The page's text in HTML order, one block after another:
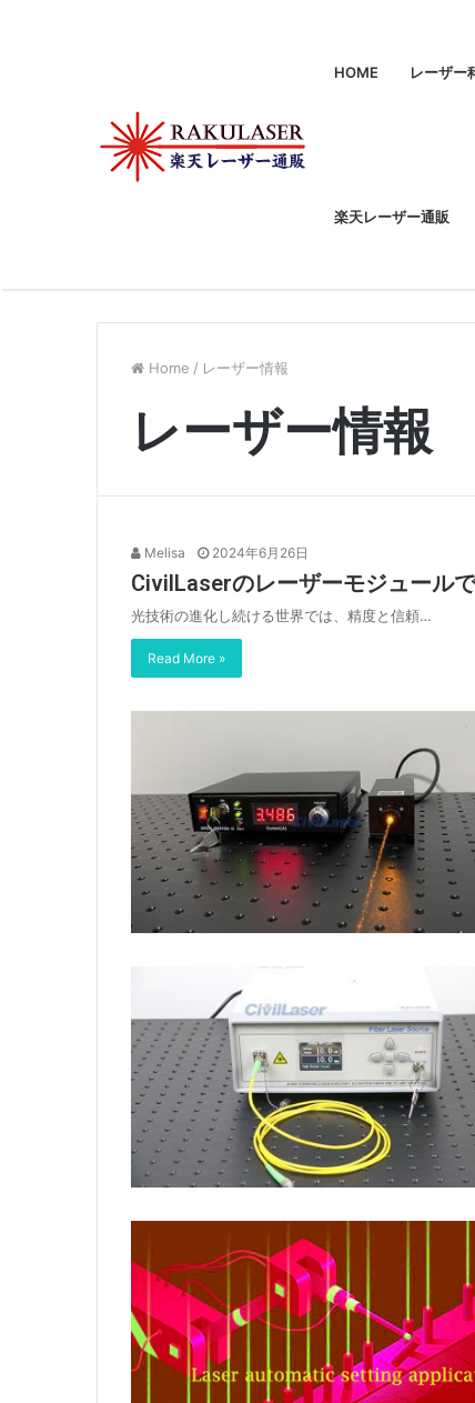
HOME レーザー
楽天レーザー通販
Home / レーザー情報
レーザー情報
Melisa 2024年6月26日
CivilLaserのレーザーモジュール
光技術の進化し続ける世界では、精度と信頼…
Read More »